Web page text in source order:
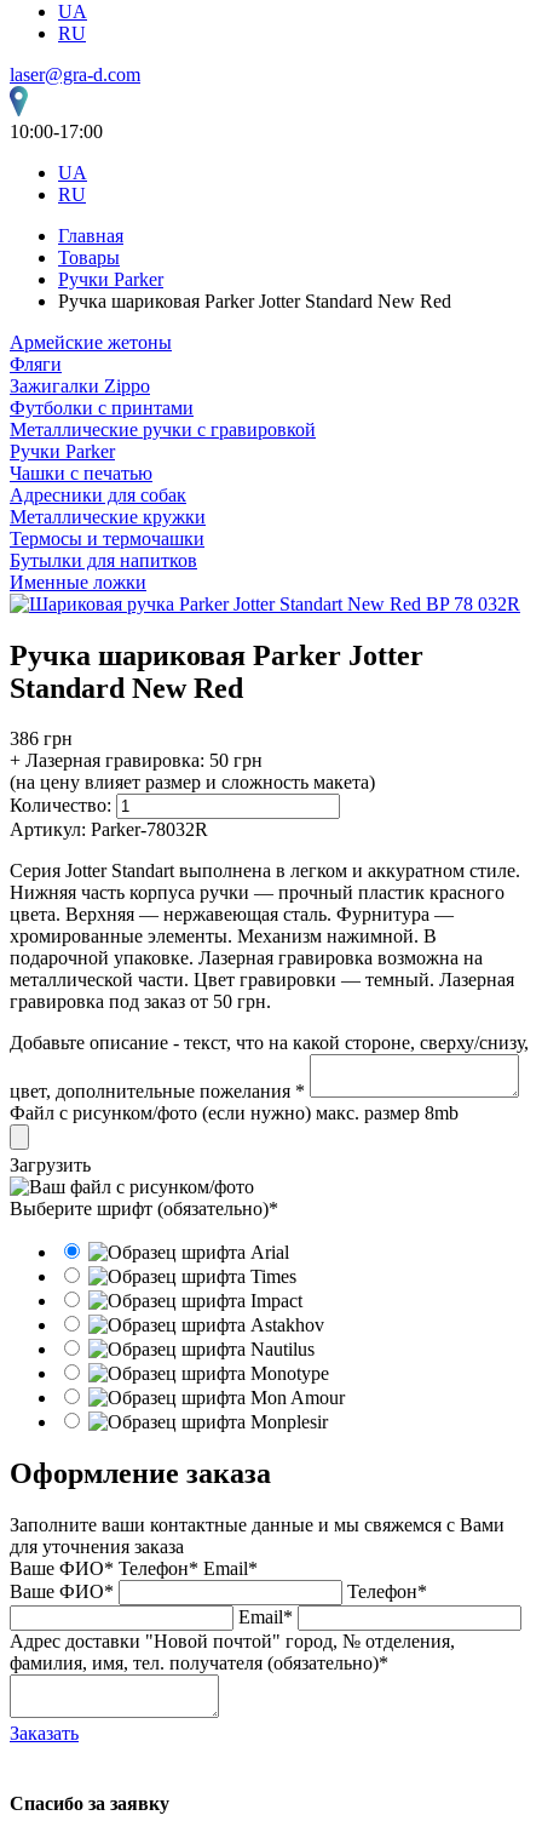
UA
RU
laser@gra-d.com
10:00-17:00
UA
RU
Главная
Товары
Ручки Parker
Ручка шариковая Parker Jotter Standard New Red
Армейские жетоны
Фляги
Зажигалки Zippo
Футболки с принтами
Металлические ручки с гравировкой
Ручки Parker
Чашки с печатью
Адресники для собак
Металлические кружки
Термосы и термочашки
Бутылки для напитков
Именные ложки
Ручка шариковая Parker Jotter
Standard New Red
386 грн
+ Лазерная гравировка: 50 грн
(на цену влияет размер и сложность макета)
Количество:
Артикул: Parker-78032R
Серия Jotter Standart выполнена в легком и аккуратном стиле.
Нижняя часть корпуса ручки — прочный пластик красного
цвета. Верхняя — нержавеющая сталь. Фурнитура —
хромированные элементы. Механизм нажимной. В
подарочной упаковке. Лазерная гравировка возможна на
металлической части. Цвет гравировки — темный. Лазерная
гравировка под заказ от 50 грн.
Добавьте описание - текст, что на какой стороне, сверху/снизу,
цвет, дополнительные пожелания *
Файл с рисунком/фото (если нужно) макс. размер 8mb
Загрузить
Выберите шрифт (обязательно)*
Оформление заказа
Заполните ваши контактные данные и мы свяжемся с Вами
для уточнения заказа
Ваше ФИО* Телефон* Email*
Ваше ФИО*
Телефон*
Email*
Адрес доставки "Новой почтой" город, № отделения,
фамилия, имя, тел. получателя (обязательно)*
Заказать
Спасибо за заявку